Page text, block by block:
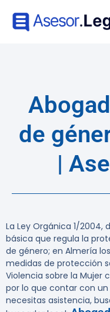
de
|
La Ley Orgánica 1/2004,
básica que regula la
de género; en Almería
medidas de protección
Violencia sobre la Mujer
por lo que contar con un
necesitas asistencia,